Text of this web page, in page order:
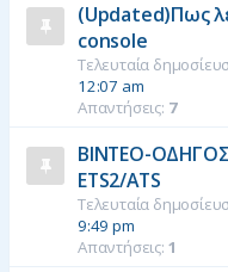
(Updated)Πως
console
Τελευταία
12:07 am
Απαντήσεις: 7
ΒΙΝΤΕΟ-ΟΔΗΓΟΣ
ETS2/ATS
Τελευταία
9:49 pm
Απαντήσεις: 1